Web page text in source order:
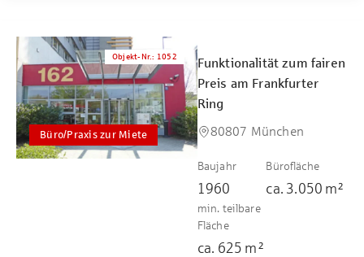
Büro/Praxis zur Miete
Objekt-Nr.: 1052
Funktionalität zum fairen
Preis am Frankfurter
Ring
80807 München
Baujahr
1960
Bürofläche
ca. 3.050 m²
min. teilbare
Fläche
ca. 625 m²